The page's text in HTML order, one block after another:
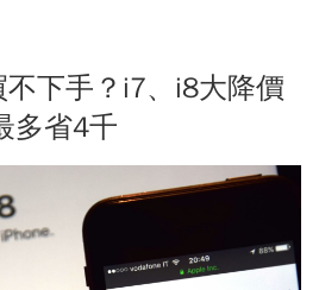
下手？i7、i8大降價
多省4千